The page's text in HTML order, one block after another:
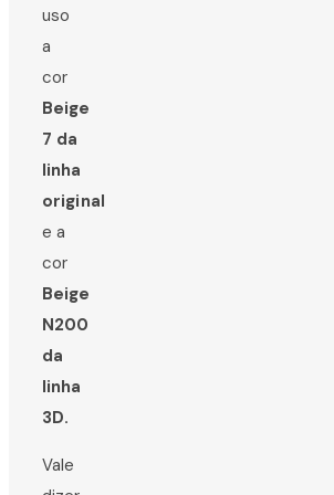
uso
a
cor
Beige
7 da
linha
original
e a
cor
Beige
N200
da
linha
3D.
Vale